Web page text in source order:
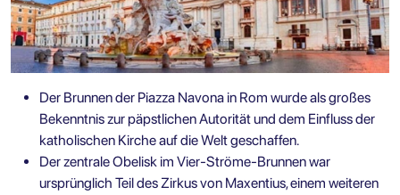
Der Brunnen der Piazza Navona in Rom wurde als großes
Bekenntnis zur päpstlichen Autorität und dem Einfluss der
katholischen Kirche auf die Welt geschaffen.
Der zentrale Obelisk im Vier-Ströme-Brunnen war
ursprünglich Teil des Zirkus von Maxentius, einem weiteren